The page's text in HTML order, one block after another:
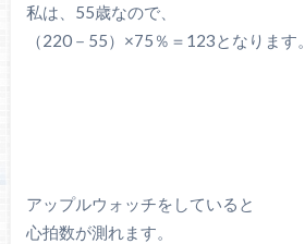
私は、55歳なので、
（220－55）×75％＝123となります。
アップルウォッチをしていると
心拍数が測れます。